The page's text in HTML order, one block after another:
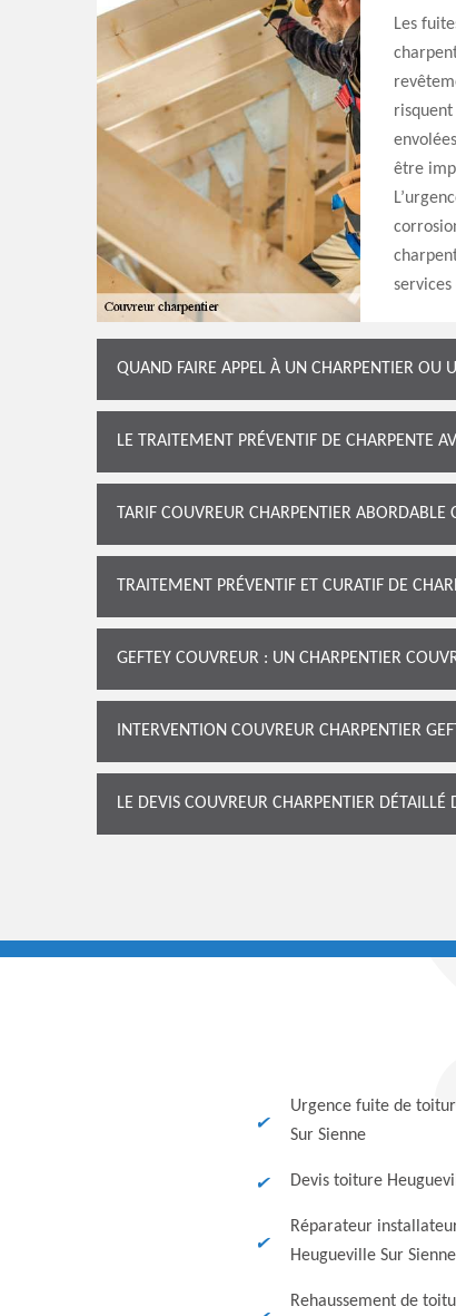
Les
risquent
être
QUAND FAIRE APPEL À UN CHARPENTIER OU
LE TRAITEMENT PRÉVENTIF DE CHARPENTE
TARIF COUVREUR CHARPENTIER ABORDABLE
TRAITEMENT PRÉVENTIF ET CURATIF DE
GEFTEY COUVREUR : UN CHARPENTIER
INTERVENTION COUVREUR CHARPENTIER
LE DEVIS COUVREUR CHARPENTIER DÉTAILLÉ
Urgence fuite de
Sur Sienne
Devis toiture
Réparateur
Heugueville Sur Sienne
Rehaussement de